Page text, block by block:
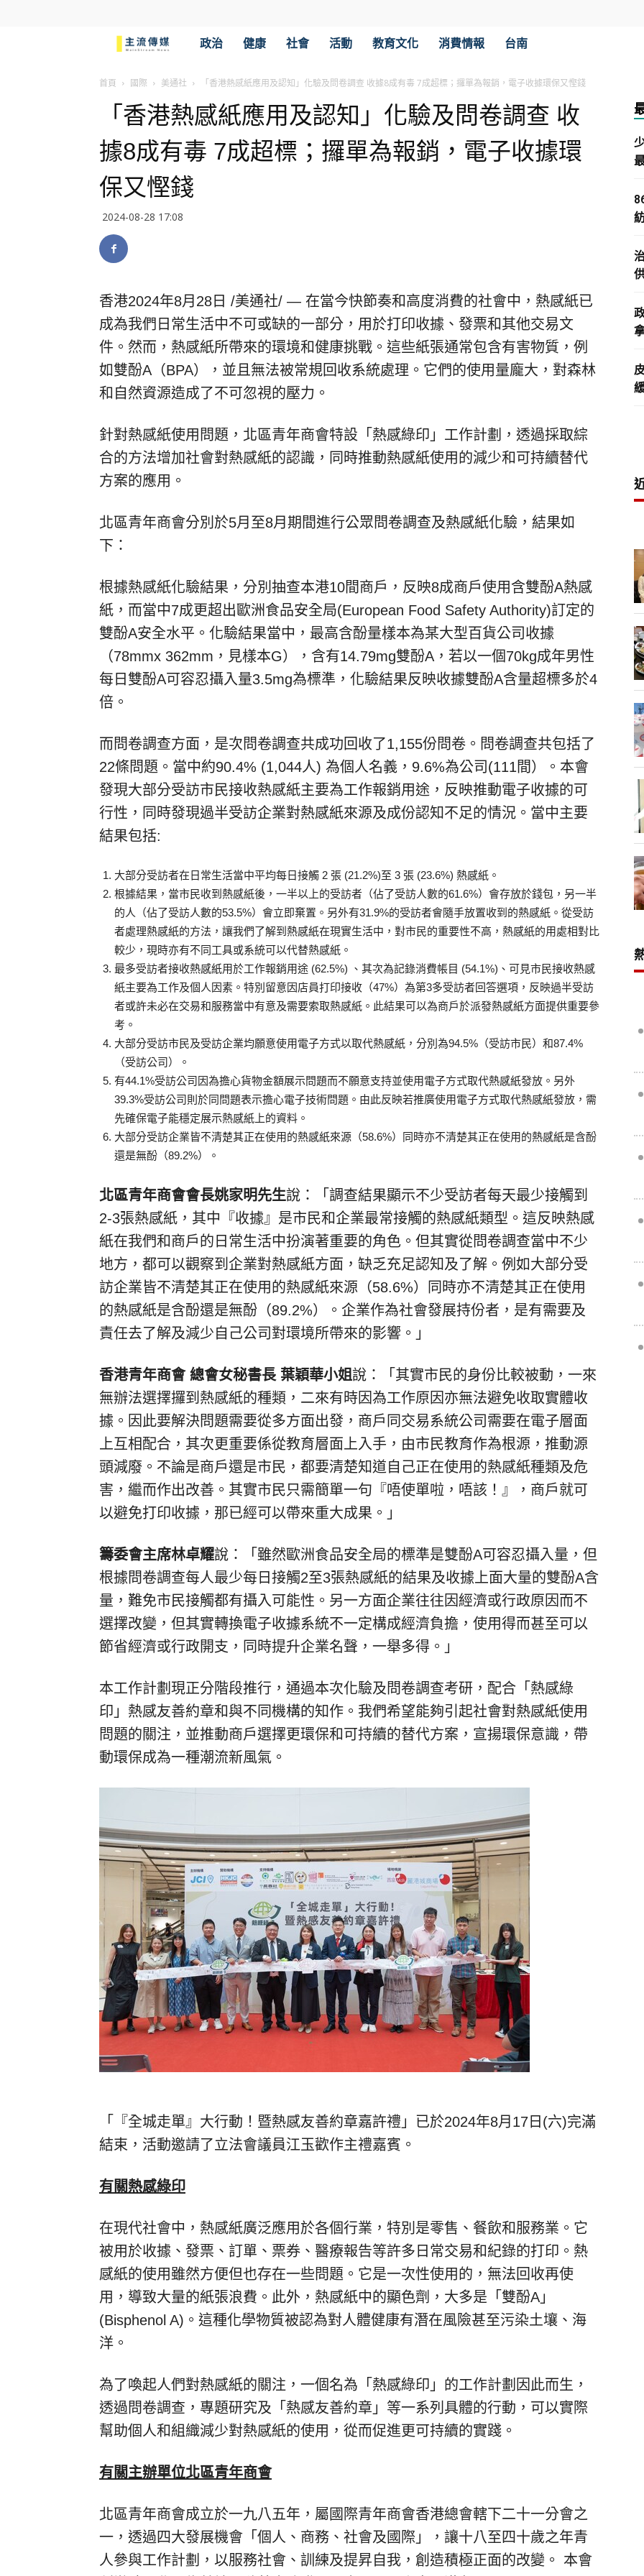
傳
媒
政治 健康 社會 活動 教育文化 消費情報 台南
首頁 國際 美通社 「香港熱感紙應用及認知」化驗及問卷調查 收據8成有毒 7成超標；攞單為報銷，電子收據環保又慳錢
「香港熱感紙應用及認知」化驗及問卷調查 收
據8成有毒 7成超標；攞單為報銷，電子收據環
保又慳錢
2024-08-28 17:08
香港2024年8月28日 /美通社/ — 在當今快節奏和高度消費的社會中，熱感紙已
成為我們日常生活中不可或缺的一部分，用於打印收據、發票和其他交易文
件。然而，熱感紙所帶來的環境和健康挑戰。這些紙張通常包含有害物質，例
如雙酚A（BPA），並且無法被常規回收系統處理。它們的使用量龐大，對森林
和自然資源造成了不可忽視的壓力。
針對熱感紙使用問題，北區青年商會特設「熱感綠印」工作計劃，透過採取綜
合的方法增加社會對熱感紙的認識，同時推動熱感紙使用的減少和可持續替代
方案的應用。
北區青年商會分別於5月至8月期間進行公眾問卷調查及熱感紙化驗，結果如
下：
根據熱感紙化驗結果，分別抽查本港10間商戶，反映8成商戶使用含雙酚A熱感
紙，而當中7成更超出歐洲食品安全局(European Food Safety Authority)訂定的
雙酚A安全水平。化驗結果當中，最高含酚量樣本為某大型百貨公司收據
（78mmx 362mm，見樣本G），含有14.79mg雙酚A，若以一個70kg成年男性
每日雙酚A可容忍攝入量3.5mg為標準，化驗結果反映收據雙酚A含量超標多於4
倍。
而問卷調查方面，是次問卷調查共成功回收了1,155份問卷。問卷調查共包括了
22條問題。當中約90.4% (1,044人) 為個人名義，9.6%為公司(111間）。本會
發現大部分受訪市民接收熱感紙主要為工作報銷用途，反映推動電子收據的可
行性，同時發現過半受訪企業對熱感紙來源及成份認知不足的情況。當中主要
結果包括:
大部分受訪者在日常生活當中平均每日接觸 2 張 (21.2%)至 3 張 (23.6%) 熱感紙。
根據結果，當市民收到熱感紙後，一半以上的受訪者（佔了受訪人數的61.6%）會存放於錢包，另一半
的人（佔了受訪人數的53.5%）會立即棄置。另外有31.9%的受訪者會隨手放置收到的熱感紙。從受訪
者處理熱感紙的方法，讓我們了解到熱感紙在現實生活中，對市民的重要性不高，熱感紙的用處相對比
較少，現時亦有不同工具或系統可以代替熱感紙。
最多受訪者接收熱感紙用於工作報銷用途 (62.5%) 、其次為記錄消費帳目 (54.1%)、可見市民接收熱感
紙主要為工作及個人因素。特別留意因店員打印接收（47%）為第3多受訪者回答選項，反映過半受訪
者或許未必在交易和服務當中有意及需要索取熱感紙。此結果可以為商戶於派發熱感紙方面提供重要參
考。
大部分受訪市民及受訪企業均願意使用電子方式以取代熱感紙，分別為94.5%（受訪市民）和87.4%
（受訪公司）。
有44.1%受訪公司因為擔心貨物金額展示問題而不願意支持並使用電子方式取代熱感紙發放。另外
39.3%受訪公司則於同問題表示擔心電子技術問題。由此反映若推廣使用電子方式取代熱感紙發放，需
先確保電子能穩定展示熱感紙上的資料。
大部分受訪企業皆不清楚其正在使用的熱感紙來源（58.6%）同時亦不清楚其正在使用的熱感紙是含酚
還是無酚（89.2%）。
北區青年商會會長姚家明先生說：「調查結果顯示不少受訪者每天最少接觸到
2-3張熱感紙，其中 『收據』 是市民和企業最常接觸的熱感紙類型。這反映熱感
紙在我們和商戶的日常生活中扮演著重要的角色。但其實從問卷調查當中不少
地方，都可以觀察到企業對熱感紙方面，缺乏充足認知及了解。例如大部分受
訪企業皆不清楚其正在使用的熱感紙來源（58.6%）同時亦不清楚其正在使用
的熱感紙是含酚還是無酚（89.2%）。企業作為社會發展持份者，是有需要及
責任去了解及減少自己公司對環境所帶來的影響。 」
香港青年商會 總會女秘書長 葉穎華小姐說：「其實市民的身份比較被動，一來
無辦法選擇攞到熱感紙的種類，二來有時因為工作原因亦無法避免收取實體收
據。因此要解決問題需要從多方面出發，商戶同交易系統公司需要在電子層面
上互相配合，其次更重要係從教育層面上入手，由市民教育作為根源，推動源
頭減廢。不論是商戶還是市民，都要清楚知道自己正在使用的熱感紙種類及危
害，繼而作出改善。其實市民只需簡單一句 『唔使單啦，唔該！ 』
，商戶就可
以避免打印收據，那已經可以帶來重大成果。」
籌委會主席林卓耀說：「雖然歐洲食品安全局的標準是雙酚A可容忍攝入量，但
根據問卷調查每人最少每日接觸2至3張熱感紙的結果及收據上面大量的雙酚A含
量，難免市民接觸都有攝入可能性。另一方面企業往往因經濟或行政原因而不
選擇改變，但其實轉換電子收據系統不一定構成經濟負擔，使用得而甚至可以
節省經濟或行政開支，同時提升企業名聲，一舉多得。」
本工作計劃現正分階段推行，通過本次化驗及問卷調查考研，配合「熱感綠
印」熱感友善約章和與不同機構的知作。我們希望能夠引起社會對熱感紙使用
問題的關注，並推動商戶選擇更環保和可持續的替代方案，宣揚環保意識，帶
動環保成為一種潮流新風氣。
「『全城走單』大行動！暨熱感友善約章嘉許禮」已於2024年8月17日(六)完滿
結束，活動邀請了立法會議員江玉歡作主禮嘉賓。
有關熱感綠印
在現代社會中，熱感紙廣泛應用於各個行業，特別是零售、餐飲和服務業。它
被用於收據、發票、訂單、票券、醫療報告等許多日常交易和紀錄的打印。熱
感紙的使用雖然方便但也存在一些問題。它是一次性使用的，無法回收再使
用，導致大量的紙張浪費。此外，熱感紙中的顯色劑，大多是「雙酚A」
(Bisphenol A)。這種化學物質被認為對人體健康有潛在風險甚至污染土壤、海
洋。
為了喚起人們對熱感紙的關注，一個名為「熱感綠印」的工作計劃因此而生，
透過問卷調查，專題研究及「熱感友善約章」等一系列具體的行動，可以實際
幫助個人和組織減少對熱感紙的使用，從而促進更可持續的實踐。
有關主辦單位北區青年商會
北區青年商會成立於一九八五年，屬國際青年商會香港總會轄下二十一分會之
一，透過四大發展機會「個人、商務、社會及國際」，讓十八至四十歲之年青
人參與工作計劃，以服務社會、訓練及提昇自我，創造積極正面的改變。 本會